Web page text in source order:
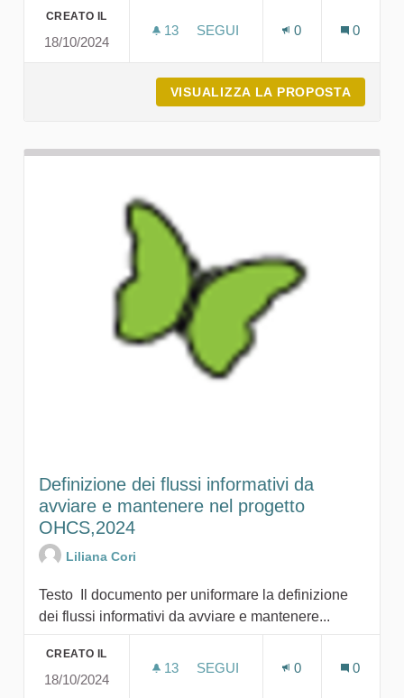
CREATO IL
18/10/2024
13 13 SOSTENITORI
SEGUI
0 0
VISUALIZZA LA PROPOSTA
Definizione dei flussi informativi da
avviare e mantenere nel progetto
OHCS,2024
Liliana Cori
Testo Il documento per uniformare la definizione
dei flussi informativi da avviare e mantenere...
CREATO IL
18/10/2024
13 13 SOSTENITORI
SEGUI
0 0